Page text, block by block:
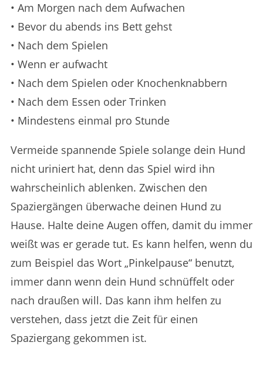
• Am Morgen nach dem Aufwachen
• Bevor du abends ins Bett gehst
• Nach dem Spielen
• Wenn er aufwacht
• Nach dem Spielen oder Knochenknabbern
• Nach dem Essen oder Trinken
• Mindestens einmal pro Stunde
Vermeide spannende Spiele solange dein Hund
nicht uriniert hat, denn das Spiel wird ihn
wahrscheinlich ablenken. Zwischen den
Spaziergängen überwache deinen Hund zu
Hause. Halte deine Augen offen, damit du immer
weißt was er gerade tut. Es kann helfen, wenn du
zum Beispiel das Wort „Pinkelpause“ benutzt,
immer dann wenn dein Hund schnüffelt oder
nach draußen will. Das kann ihm helfen zu
verstehen, dass jetzt die Zeit für einen
Spaziergang gekommen ist.